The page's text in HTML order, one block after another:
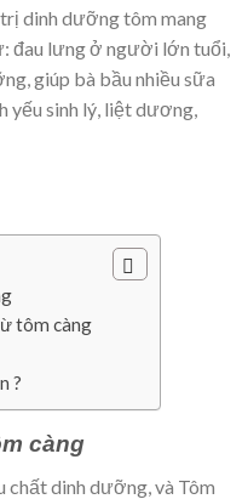
dinh dưỡng tôm mang
đau lưng ở người lớn tuổi,
giúp bà bầu nhiều sữa
yếu sinh lý, liệt dương,
tôm càng
?
càng
chất dinh dưỡng, và Tôm